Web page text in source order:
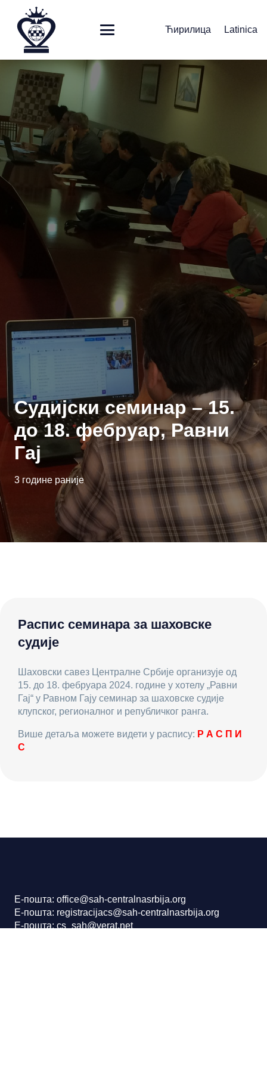
Ћирилица Latinica
Судијски семинар – 15.
до 18. фебруар, Равни
Гај
3 године раније
Распис семинара за шаховске
судије
Шаховски савез Централне Србије организује од
15. до 18. фебруара 2024. године у хотелу „Равни
Гај“ у Равном Гају семинар за шаховске судије
клупског, регионалног и републичког ранга.
Више детаља можете видети у распису: Р А С П И
С
Е-пошта: office@sah-centralnasrbija.org
Е-пошта: registracijacs@sah-centralnasrbija.org
Е-пошта: cs_sah@verat.net